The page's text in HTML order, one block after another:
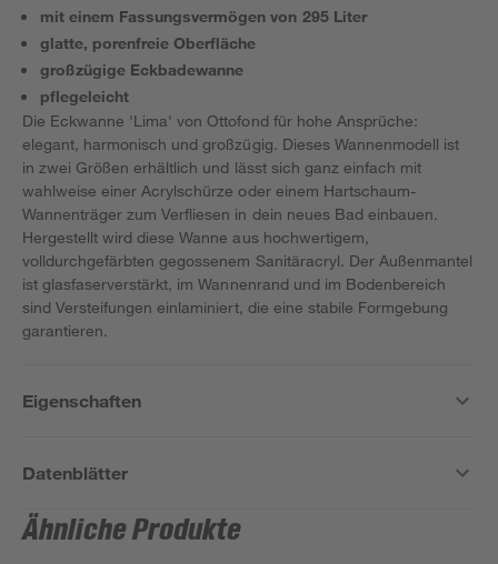
mit einem Fassungsvermögen von 295 Liter
glatte, porenfreie Oberfläche
großzügige Eckbadewanne
pflegeleicht
Die Eckwanne 'Lima' von Ottofond für hohe Ansprüche:
elegant, harmonisch und großzügig. Dieses Wannenmodell ist
in zwei Größen erhältlich und lässt sich ganz einfach mit
wahlweise einer Acrylschürze oder einem Hartschaum-
Wannenträger zum Verfliesen in dein neues Bad einbauen.
Hergestellt wird diese Wanne aus hochwertigem,
volldurchgefärbten gegossenem Sanitäracryl. Der Außenmantel
ist glasfaserverstärkt, im Wannenrand und im Bodenbereich
sind Versteifungen einlaminiert, die eine stabile Formgebung
garantieren.
Eigenschaften
Datenblätter
Ähnliche Produkte